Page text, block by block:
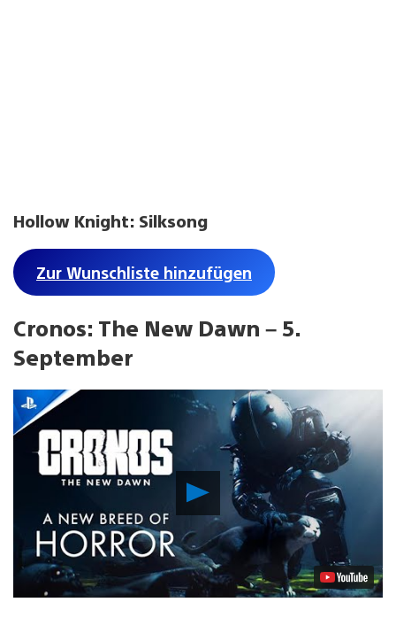
Hollow Knight: Silksong
Zur Wunschliste hinzufügen
Cronos: The New Dawn – 5.
September
Video
abspielen